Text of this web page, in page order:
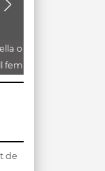
o
fem
de